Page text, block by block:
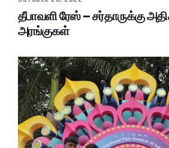
தீபாவளி ரேஸ் – சர்தாருக்கு
அரங்குகள்